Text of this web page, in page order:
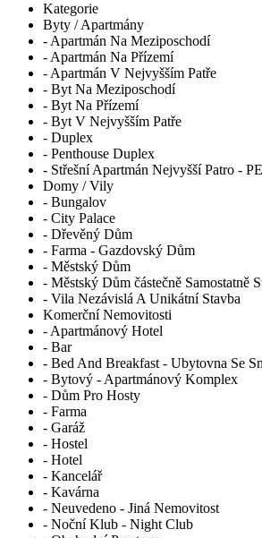
Kategorie
Byty / Apartmány
- Apartmán Na Meziposchodí
- Apartmán Na Přízemí
- Apartmán V Nejvyšším Patře
- Byt Na Meziposchodí
- Byt Na Přízemí
- Byt V Nejvyšším Patře
- Duplex
- Penthouse Duplex
- Střešní Apartmán Nejvyšší Patro -
Domy / Vily
- Bungalov
- City Palace
- Dřevěný Dům
- Farma - Gazdovský Dům
- Městský Dům
- Městský Dům částečně Samostatně
- Vila Nezávislá A Unikátní Stavba
Komerční Nemovitosti
- Apartmánový Hotel
- Bar
- Bed And Breakfast - Ubytovna Se
- Bytový - Apartmánový Komplex
- Dům Pro Hosty
- Farma
- Garáž
- Hostel
- Hotel
- Kancelář
- Kavárna
- Neuvedeno - Jiná Nemovitost
- Noční Klub - Night Club